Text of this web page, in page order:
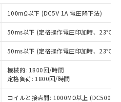
100mΩ以下 (DC5V 1A 電圧降下法)
50ms以下 (定格操作電圧印加時、23℃、
50ms以下 (定格操作電圧印加時、23℃、
機械的: 1800回/時間
定格負荷: 1800回/時間
コイルと接点間: 1000MΩ以上 (DC500V
いただき、同意のうえ
、当社制御機器事業取扱
庫状況および標準価格
させていただくもので
事業取扱商品の中には、
対象外となる商品もある
RoHS指令（10物質）の
品で、対応品を出す予
指令（10物質）の
調査中または確認中の
ス料など無形物で、有
ない商品です。
り、非含有部品として
と判明した場合などや
表
含有率が中国RoHSの
とを示します。
料含有率が中国RoHSの
ことを示します。